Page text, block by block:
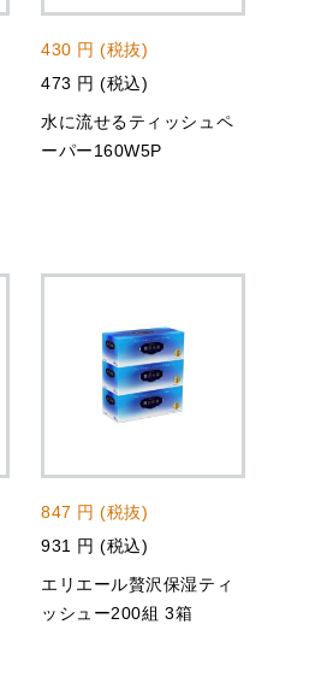
430 円 (税抜)
473 円 (税込)
水に流せるティッシュペ
ーパー160W5P
847 円 (税抜)
931 円 (税込)
エリエール贅沢保湿ティ
ッシュー200組 3箱